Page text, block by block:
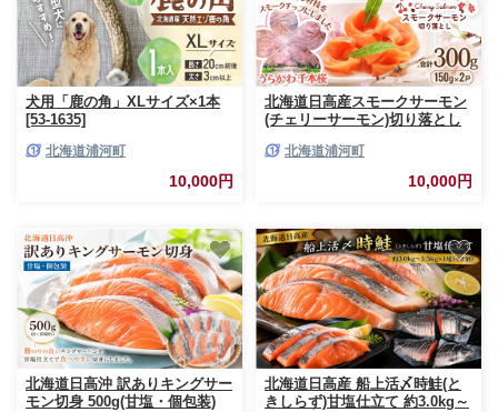
犬用「鹿の角」XLサイズ×1本
[53-1635]
北海道浦河町
10,000円
北海道日高産スモークサーモン
(チェリーサーモン)切り落とし
北海道浦河町
10,000円
北海道日高沖 訳ありキングサー
モン切身 500g(甘塩・個包装)
北海道日高産 船上活〆時鮭(と
きしらず)甘塩仕立て 約3.0kg～